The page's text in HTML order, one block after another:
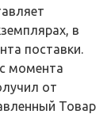
в
поставки.
момента
от
Товар